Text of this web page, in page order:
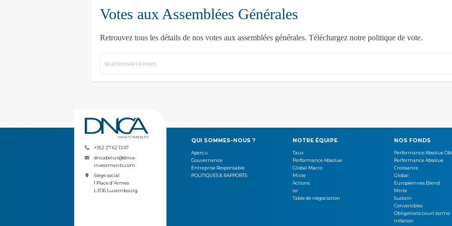
+352 27 62 13 07
dncabelux@dnca-
investments.com
Siège social
1 Place d'Armes
L-1136 Luxembourg
QUI SOMMES-NOUS ?
Aperçu
Gouvernance
Entreprise Responsable
POLITIQUES & RAPPORTS
NOTRE ÉQUIPE
Taux
Performance Absolue
Global Macro
Mixte
Actions
isr
Table de négociation
NOS FONDS
Performance Absolue
Performance Absolue
Croissance
Global
Européennes Blend
Mixte
Sustain
Convertibles
Obligations court terme
Inflation